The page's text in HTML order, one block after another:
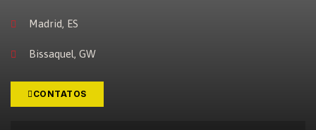
Madrid, ES
Bissaquel, GW
CONTATOS